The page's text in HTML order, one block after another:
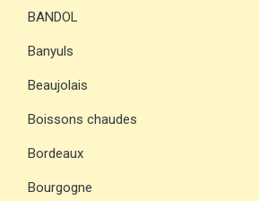
BANDOL
Banyuls
Beaujolais
Boissons chaudes
Bordeaux
Bourgogne